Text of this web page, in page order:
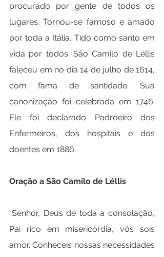
procurado por gente de todos os
lugares. Tornou-se famoso e amado
por toda a Itália. Tido como santo em
vida por todos. São Camilo de Léllis
faleceu em no dia 14 de julho de 1614,
com fama de santidade. Sua
canonização foi celebrada em 1746.
Ele foi declarado Padroeiro dos
Enfermeiros, dos hospitais e dos
doentes em 1886.
Oração a São Camilo de Léllis
“Senhor, Deus de toda a consolação,
Pai rico em misericórdia, vós sois
amor. Conheceis nossas necessidades